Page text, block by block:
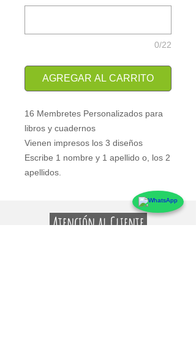
0/22
AGREGAR AL CARRITO
16 Membretes Personalizados para
libros y cuadernos
Vienen impresos los 3 diseños
Escribe 1 nombre y 1 apellido o, los 2
apellidos.
Atención al Cliente